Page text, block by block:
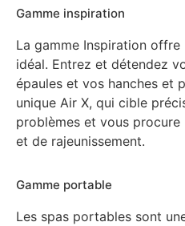
Gamme inspiration
La gamme Inspiration
idéal. Entrez et détendez
épaules et vos hanches et
unique Air X, qui cible
problèmes et vous
et de rajeunissement.
Gamme portable
Les spas portables sont